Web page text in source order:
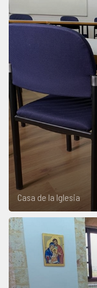
Casa de la Iglesia